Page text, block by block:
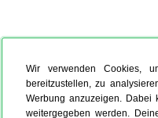
Wir verwenden Cookies,
bereitzustellen, zu
Werbung anzuzeigen. Dabei
weitergegeben werden.